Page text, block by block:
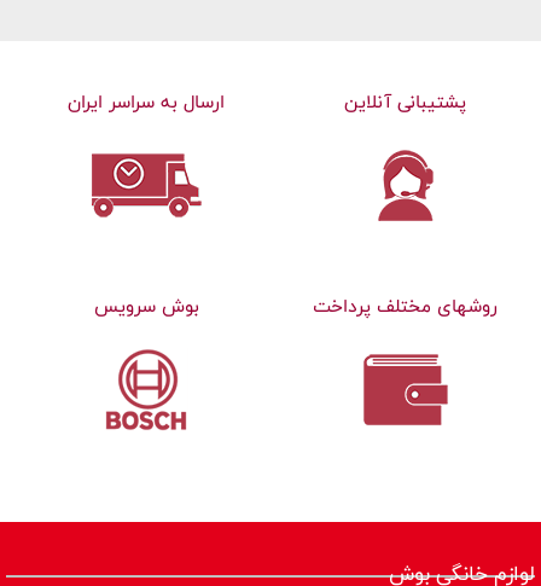
پشتیبانی آنلاین ارسال به سراسر ایران
روشهای مختلف پرداخت بوش سرویس
لوازم خانگی بوش